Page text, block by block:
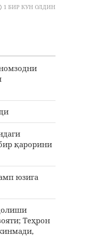
1 БИР КУН ОЛДИН
қарорини
юзига
Теҳрон